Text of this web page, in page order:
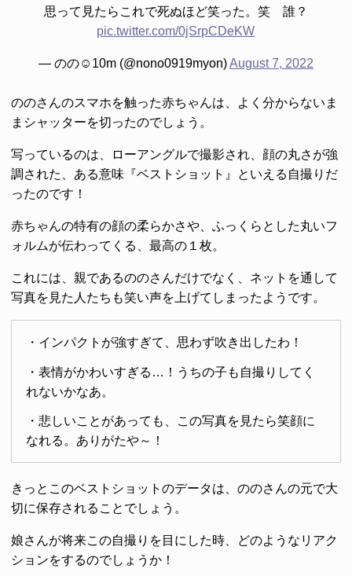
思って見たらこれで死ぬほど笑った。笑 誰？
pic.twitter.com/0jSrpCDeKW
— のの☺︎10m (@nono0919myon)August 7, 2022
ののさんのスマホを触った赤ちゃんは、よく分からないま
まシャッターを切ったのでしょう。
写っているのは、ローアングルで撮影され、顔の丸さが強
調された、ある意味『ベストショット』といえる自撮りだ
ったのです！
赤ちゃんの特有の顔の柔らかさや、ふっくらとした丸いフ
ォルムが伝わってくる、最高の１枚。
これには、親であるののさんだけでなく、ネットを通して
写真を見た人たちも笑い声を上げてしまったようです。
・インパクトが強すぎて、思わず吹き出したわ！
・表情がかわいすぎる…！うちの子も自撮りしてく
れないかなあ。
・悲しいことがあっても、この写真を見たら笑顔に
なれる。ありがたや～！
きっとこのベストショットのデータは、ののさんの元で大
切に保存されることでしょう。
娘さんが将来この自撮りを目にした時、どのようなリアク
ションをするのでしょうか！